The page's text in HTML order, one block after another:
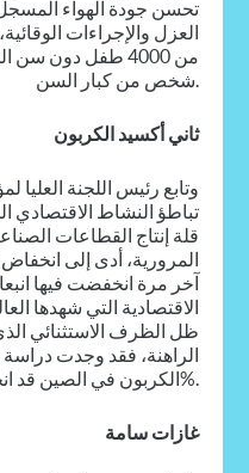
تحسن جودة الهواء المسجل
العزل والإجراءات
شخص من كبار السن.
ثاني أكسيد الكربون
وتابع رئيس اللجنة العليا
تباطؤ النشاط الاقتصادي
قلة إنتاج القطاعات
المرورية، أدى إلى
آخر مرة انخفضت فيها
ظل الظرف الاستثنائي
الراهنة، فقد وجدت دراسة
الكربون في الصين قد انخفضت بنحو 25%.
غازات سامة